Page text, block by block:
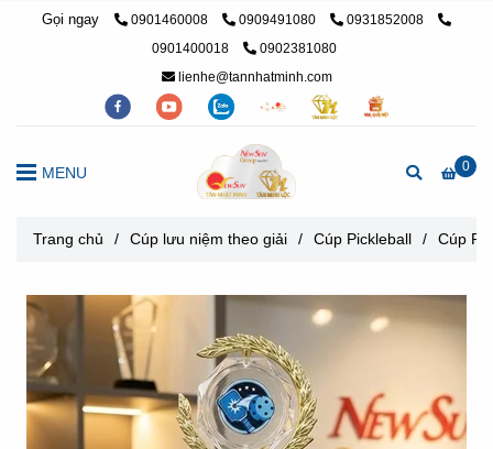
Gọi ngay 0901460008 0909491080
0931852008
0901400018
0902381080
lienhe@tannhatminh.com
0
MENU
Trang chủ / Cúp lưu niệm theo giải / Cúp Pickleball / Cúp